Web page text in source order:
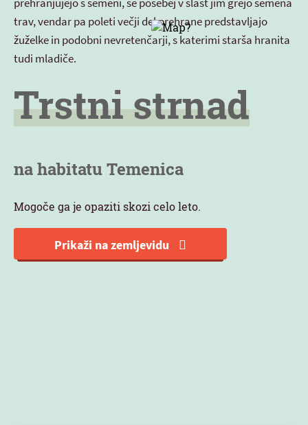
trav, vendar pa poleti večji del prehrane predstavljajo
žuželke in podobni nevretenčarji, s katerimi starša hranita
tudi mladiče.
Trstni strnad
na habitatu Temenica
Mogoče ga je opaziti skozi celo leto.
Prikaži na zemljevidu